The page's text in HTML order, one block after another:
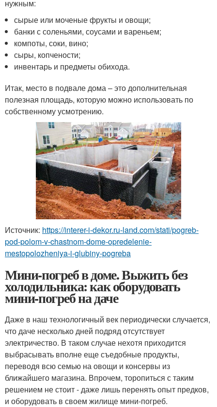
нужным:
сырые или моченые фрукты и овощи;
банки с соленьями, соусами и вареньем;
компоты, соки, вино;
сыры, копчености;
инвентарь и предметы обихода.
Итак, место в подвале дома – это дополнительная
полезная площадь, которую можно использовать по
собственному усмотрению.
Источник: https://interer-i-dekor.ru-land.com/stati/pogreb-
pod-polom-v-chastnom-dome-opredelenie-
mestopolozheniya-i-glubiny-pogreba
Мини-погреб в доме. Выжить без
холодильника: как оборудовать
мини-погреб на даче
Даже в наш технологичный век периодически случается,
что даче несколько дней подряд отсутствует
электричество. В таком случае нехотя приходится
выбрасывать вполне еще съедобные продукты,
переводя всю семью на овощи и консервы из
ближайшего магазина. Впрочем, торопиться с таким
решением не стоит - даже лишь перенять опыт предков,
и оборудовать в своем жилище мини-погреб.